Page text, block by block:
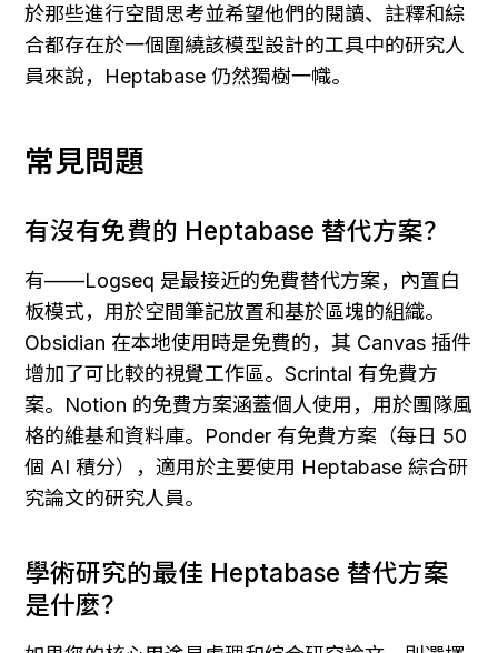
於那些進行空間思考並希望他們的閱讀、註釋和綜
合都存在於一個圍繞該模型設計的工具中的研究人
員來說，Heptabase 仍然獨樹一幟。
常見問題
有沒有免費的 Heptabase 替代方案？
有——Logseq 是最接近的免費替代方案，內置白
板模式，用於空間筆記放置和基於區塊的組織。
Obsidian 在本地使用時是免費的，其 Canvas 插件
增加了可比較的視覺工作區。Scrintal 有免費方
案。Notion 的免費方案涵蓋個人使用，用於團隊風
格的維基和資料庫。Ponder 有免費方案（每日 50
個 AI 積分），適用於主要使用 Heptabase 綜合研
究論文的研究人員。
學術研究的最佳 Heptabase 替代方案
是什麼？